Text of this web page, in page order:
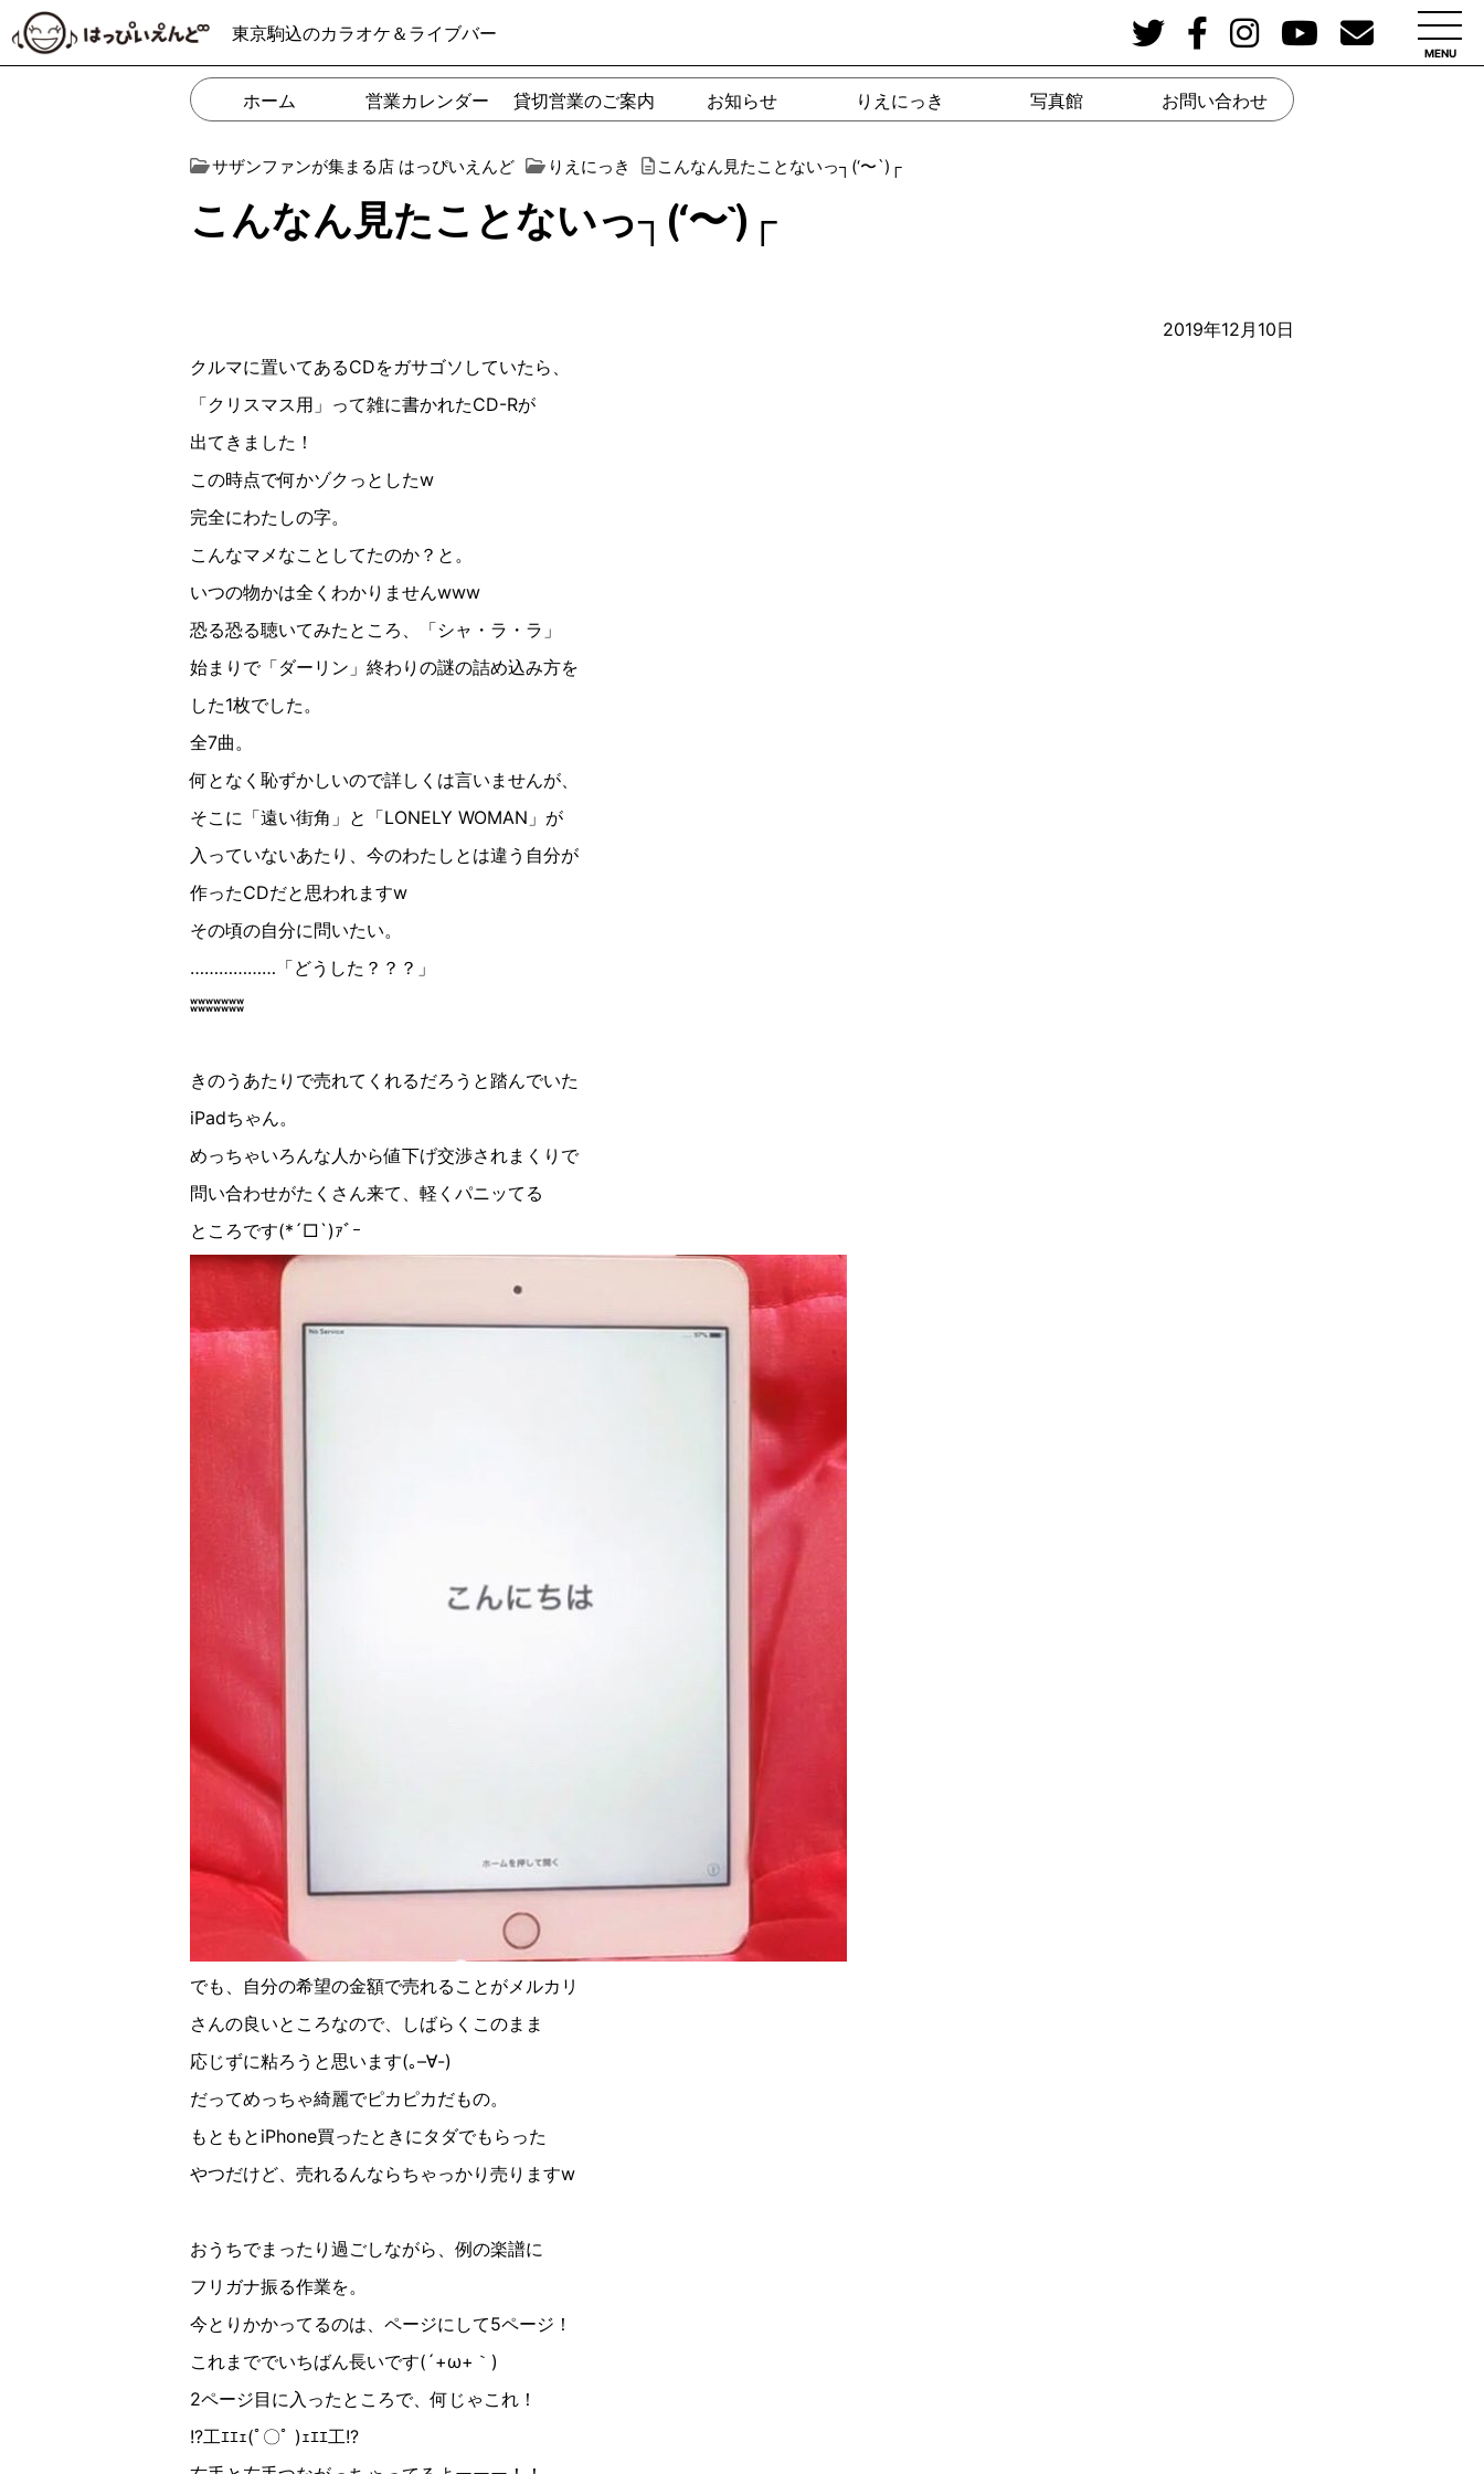
東京駒込のカラオケ＆ライブバー
MENU
ホーム 営業カレンダー 貸切営業のご案内 お知らせ りえにっき 写真館 お問い合わせ
サザンファンが集まる店 はっぴいえんど りえにっき こんなん見たことないっ┐︎(‘〜`)┌︎
こんなん見たことないっ┐︎(‘〜`)┌︎
2019年12月10日
クルマに置いてあるCDをガサゴソしていたら、
「クリスマス用」って雑に書かれたCD-Rが
出てきました！
この時点で何かゾクっとしたw
完全にわたしの字。
こんなマメなことしてたのか？と。
いつの物かは全くわかりませんwww
恐る恐る聴いてみたところ、「シャ・ラ・ラ」
始まりで「ダーリン」終わりの謎の詰め込み方を
した1枚でした。
全7曲。
何となく恥ずかしいので詳しくは言いませんが、
そこに「遠い街角」と「LONELY WOMAN 」が
入っていないあたり、今のわたしとは違う自分が
作ったCDだと思われますw
その頃の自分に問いたい。
………………「どうした？？？」
ʬʬʬʬʬʬʬ
きのうあたりで売れてくれるだろうと踏んでいた
iPadちゃん。
めっちゃいろんな人から値下げ交渉されまくりで
問い合わせがたくさん来て、軽く パニッてる
ところです(*´□︎`)ｧﾞｰ
でも、自分の希望の金額で売れることがメルカリ
さんの良いところなので、しばらくこのまま
応じずに粘ろうと思います(｡–∀︎-)
だってめっちゃ綺麗でピカピカだもの。
もともと iPhone買ったときにタダでもらった
やつだけど、売れるんならちゃっかり売りますw
おうちでまったり過ごしながら、例の楽譜に
フリガナ振る作業を。
今とりかかってるのは、ページにして5ページ！
これまででいちばん長いです(´+ω+ ｀ )
2ページ目に入ったところで、何じゃこれ！
!?工ｴｴｪ(ﾟ〇ﾟ )ｪｴｴ工!?